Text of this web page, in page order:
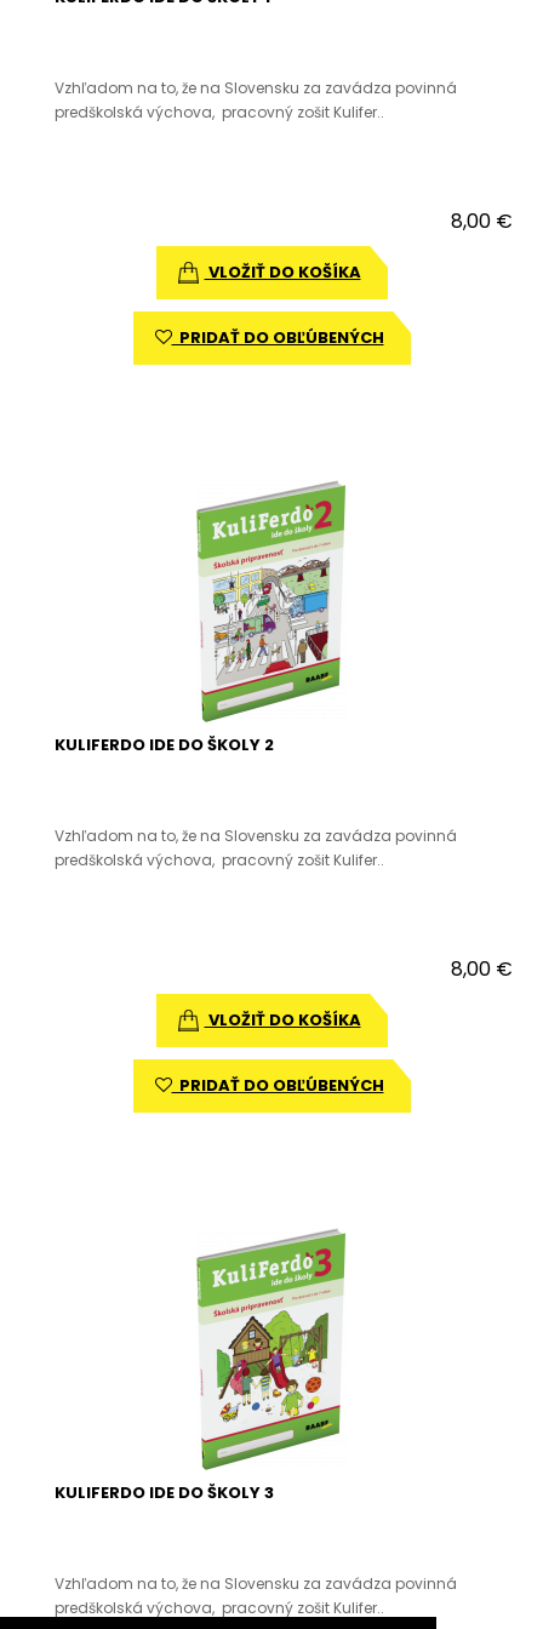
Vzhľadom na to, že na Slovensku za zavádza povinná
predškolská výchova, pracovný zošit Kulifer..
8,00 €
VLOŽIŤ DO KOŠÍKA
PRIDAŤ DO OBĽÚBENÝCH
KULIFERDO IDE DO ŠKOLY 2
Vzhľadom na to, že na Slovensku za zavádza povinná
predškolská výchova, pracovný zošit Kulifer..
8,00 €
VLOŽIŤ DO KOŠÍKA
PRIDAŤ DO OBĽÚBENÝCH
KULIFERDO IDE DO ŠKOLY 3
Vzhľadom na to, že na Slovensku za zavádza povinná
predškolská výchova, pracovný zošit Kulifer..